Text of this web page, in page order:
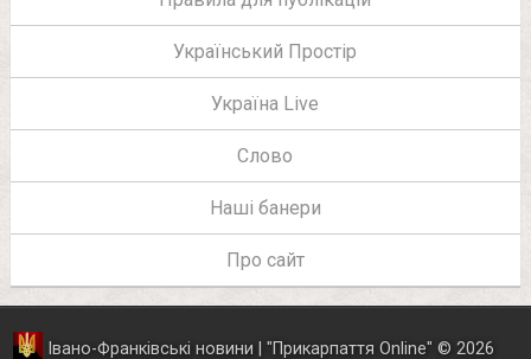
Український Простір
Україна Live
Слово
Наші банери
Про сайт
Івано-Франківські новини | "Прикарпаття Online" © 2026